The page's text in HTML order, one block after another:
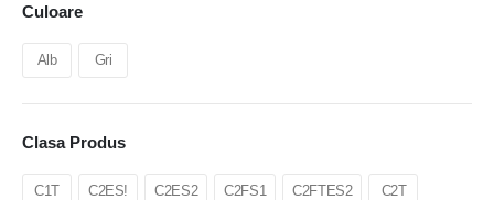
Culoare
Alb Gri
Clasa Produs
C1T C2ES! C2ES2 C2FS1 C2FTES2 C2T